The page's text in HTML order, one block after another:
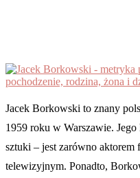
Jacek Borkowski to znany
1959 roku w Warszawie.
sztuki – jest zarówno
telewizyjnym. Ponadto,